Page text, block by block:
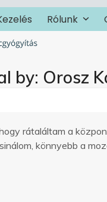
Rólunk
by: Orosz
rátaláltam a
könnyebb a